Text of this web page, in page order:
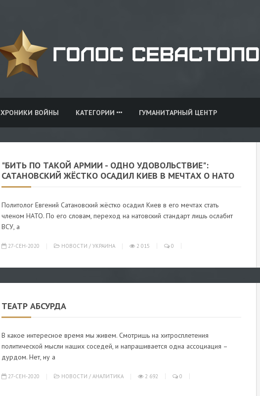
ХРОНИКИ ВОЙНЫ КАТЕГОРИИ ГУМАНИТАРНЫЙ ЦЕНТР
"БИТЬ ПО ТАКОЙ АРМИИ - ОДНО УДОВОЛЬСТВИЕ":
САТАНОВСКИЙ ЖЁСТКО ОСАДИЛ КИЕВ В МЕЧТАХ О НАТО
Политолог Евгений Сатановский жёстко осадил Киев в его мечтах стать
членом НАТО. По его словам, переход на натовский стандарт лишь ослабит
ВСУ, а
27-СЕН-2020 НОВОСТИ / УКРАИНА 2 015 0
ТЕАТР АБСУРДА
В какое интересное время мы живем. Смотришь на хитросплетения
политической мысли наших соседей, и напрашивается одна ассоциация –
дурдом. Нет, ну а
27-СЕН-2020 НОВОСТИ / АНАЛИТИКА 2 692 0